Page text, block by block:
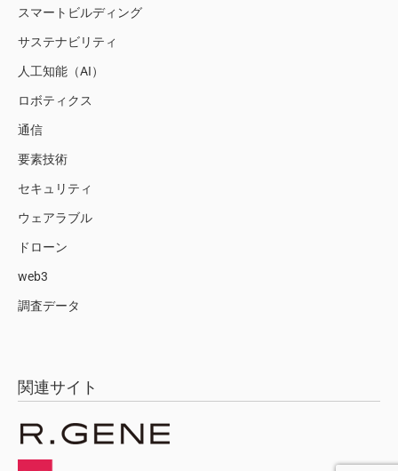
スマートビルディング
サステナビリティ
人工知能（AI）
ロボティクス
通信
要素技術
セキュリティ
ウェアラブル
ドローン
web3
調査データ
関連サイト